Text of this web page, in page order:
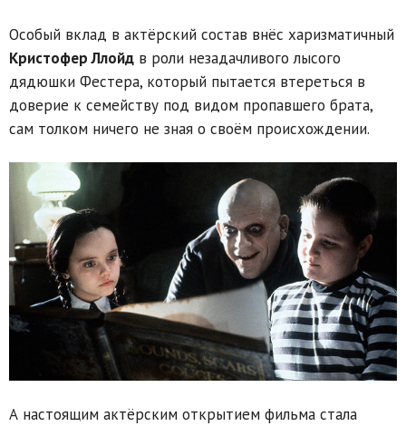
Особый вклад в актёрский состав внёс харизматичный
Кристофер Ллойд в роли незадачливого лысого
дядюшки Фестера, который пытается втереться в
доверие к семейству под видом пропавшего брата,
сам толком ничего не зная о своём происхождении.
А настоящим актёрским открытием фильма стала